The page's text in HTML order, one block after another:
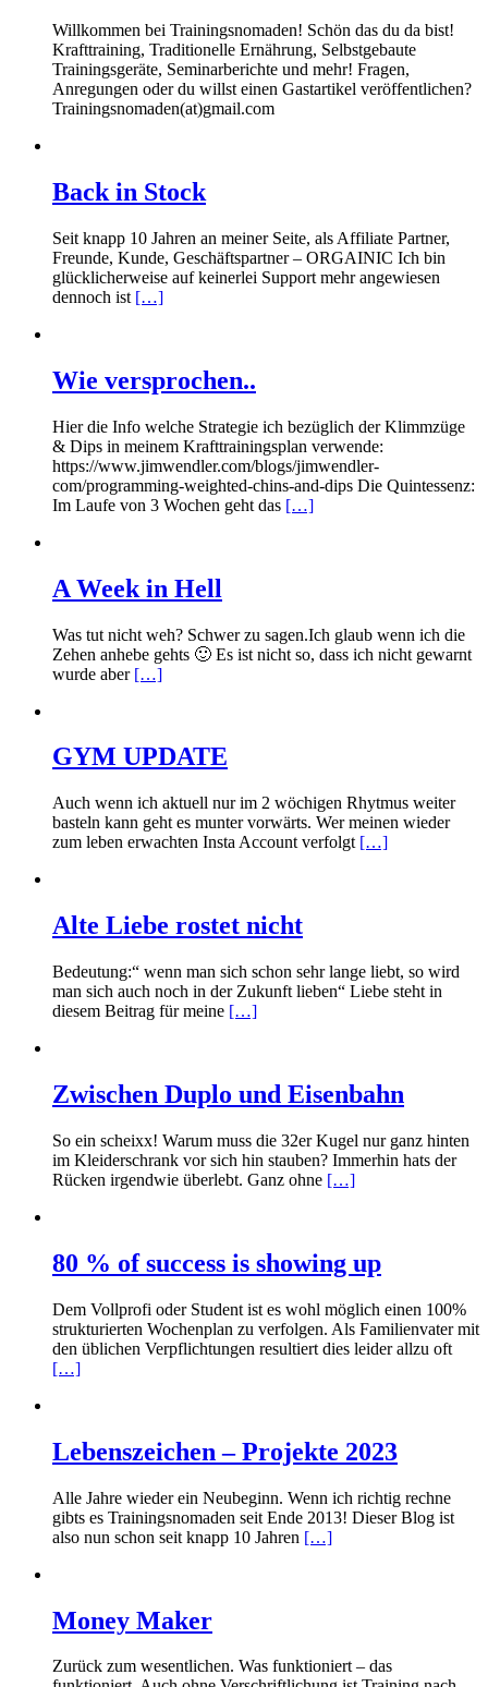
Willkommen bei Trainingsnomaden! Schön das du da bist!
Krafttraining, Traditionelle Ernährung, Selbstgebaute
Trainingsgeräte, Seminarberichte und mehr! Fragen,
Anregungen oder du willst einen Gastartikel veröffentlichen?
Trainingsnomaden(at)gmail.com
Back in Stock
Seit knapp 10 Jahren an meiner Seite, als Affiliate Partner,
Freunde, Kunde, Geschäftspartner – ORGAINIC Ich bin
glücklicherweise auf keinerlei Support mehr angewiesen
dennoch ist […]
Wie versprochen..
Hier die Info welche Strategie ich bezüglich der Klimmzüge
& Dips in meinem Krafttrainingsplan verwende:
https://www.jimwendler.com/blogs/jimwendler-
com/programming-weighted-chins-and-dips Die Quintessenz:
Im Laufe von 3 Wochen geht das […]
A Week in Hell
Was tut nicht weh? Schwer zu sagen.Ich glaub wenn ich die
Zehen anhebe gehts 🙂 Es ist nicht so, dass ich nicht gewarnt
wurde aber […]
GYM UPDATE
Auch wenn ich aktuell nur im 2 wöchigen Rhytmus weiter
basteln kann geht es munter vorwärts. Wer meinen wieder
zum leben erwachten Insta Account verfolgt […]
Alte Liebe rostet nicht
Bedeutung:“ wenn man sich schon sehr lange liebt, so wird
man sich auch noch in der Zukunft lieben“ Liebe steht in
diesem Beitrag für meine […]
Zwischen Duplo und Eisenbahn
So ein scheixx! Warum muss die 32er Kugel nur ganz hinten
im Kleiderschrank vor sich hin stauben? Immerhin hats der
Rücken irgendwie überlebt. Ganz ohne […]
80 % of success is showing up
Dem Vollprofi oder Student ist es wohl möglich einen 100%
strukturierten Wochenplan zu verfolgen. Als Familienvater mit
den üblichen Verpflichtungen resultiert dies leider allzu oft
[…]
Lebenszeichen – Projekte 2023
Alle Jahre wieder ein Neubeginn. Wenn ich richtig rechne
gibts es Trainingsnomaden seit Ende 2013! Dieser Blog ist
also nun schon seit knapp 10 Jahren […]
Money Maker
Zurück zum wesentlichen. Was funktioniert – das